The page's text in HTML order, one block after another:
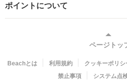
ポイントについて
ページトッ
Beachとは 利用規約 クッキーポリシ
禁止事項
システム点